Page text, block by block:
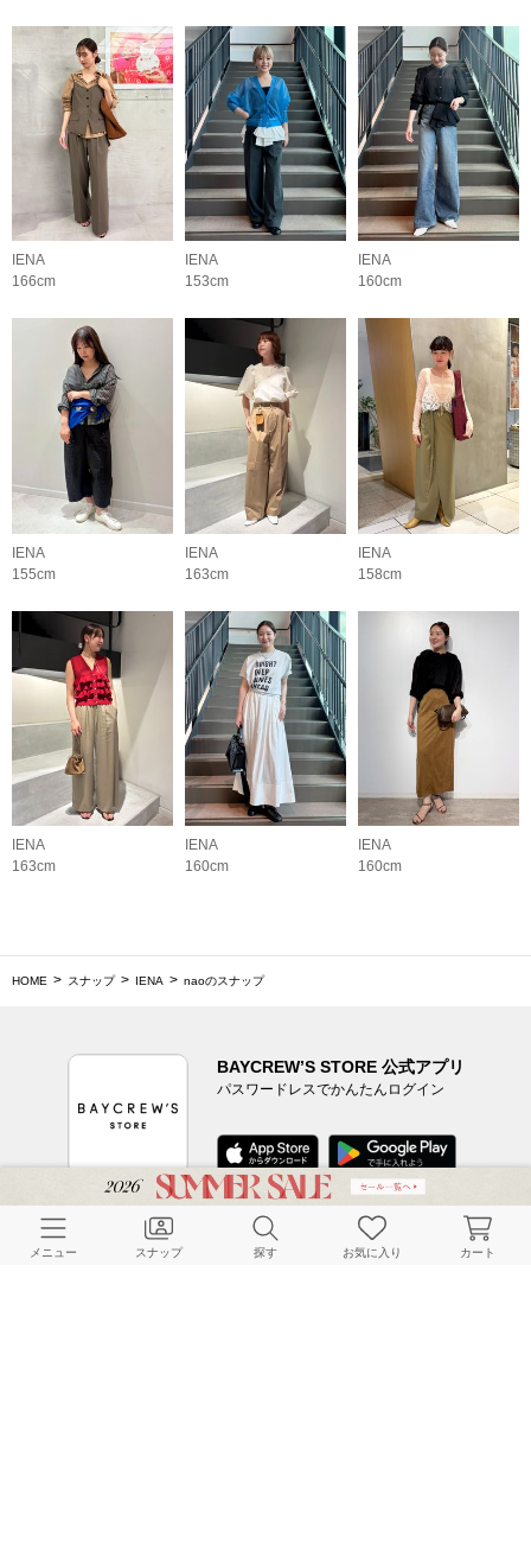
IENA
166cm
IENA
153cm
IENA
160cm
IENA
155cm
IENA
163cm
IENA
158cm
IENA
163cm
IENA
160cm
IENA
160cm
HOME スナップ IENA naoのスナップ
BAYCREW’S STORE 公式アプリ
パスワードレスでかんたんログイン
CUSTOMER SERVICE
メニュー スナップ 探す お気に入り カート